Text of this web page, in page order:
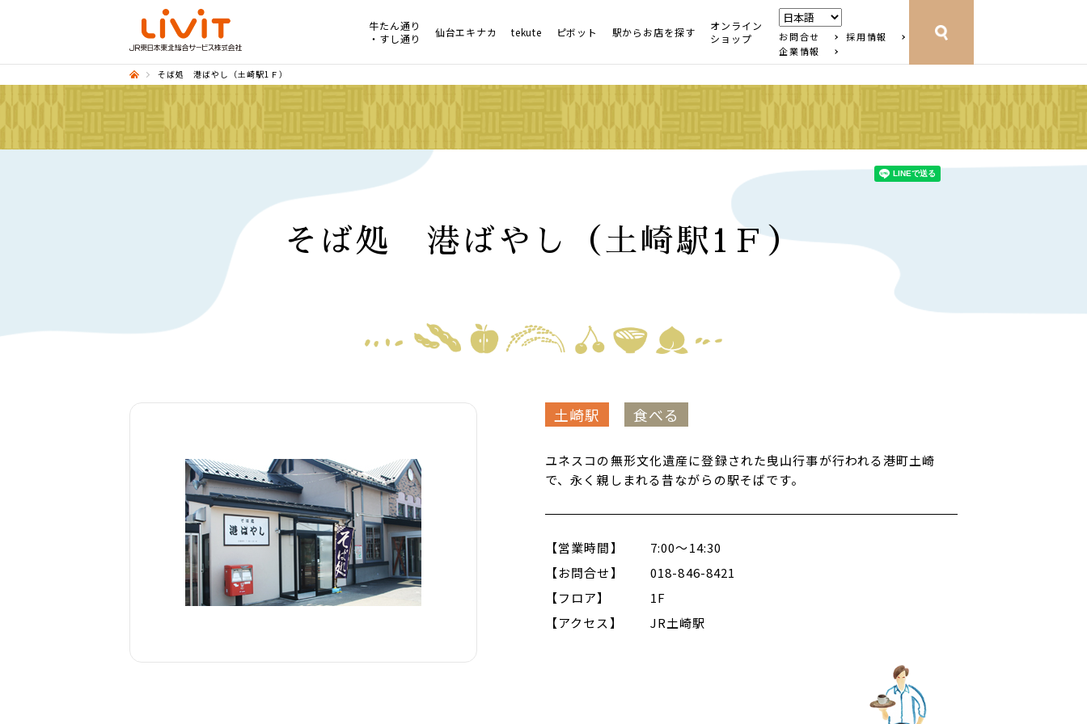
牛たん通り
・すし通り
仙台エキナカ tekute ピボット 駅からお店を探す
オンライン
ショップ
お問合せ
採用情報
企業情報
そば処 港ばやし（土崎駅1Ｆ）
そば処 港ばやし（土崎駅1Ｆ）
土崎駅 食べる
ユネスコの無形文化遺産に登録された曳山行事が行われる港町土崎
で、永く親しまれる昔ながらの駅そばです。
【営業時間】
7:00～14:30
【お問合せ】
018-846-8421
【フロア】
1F
【アクセス】
JR土崎駅